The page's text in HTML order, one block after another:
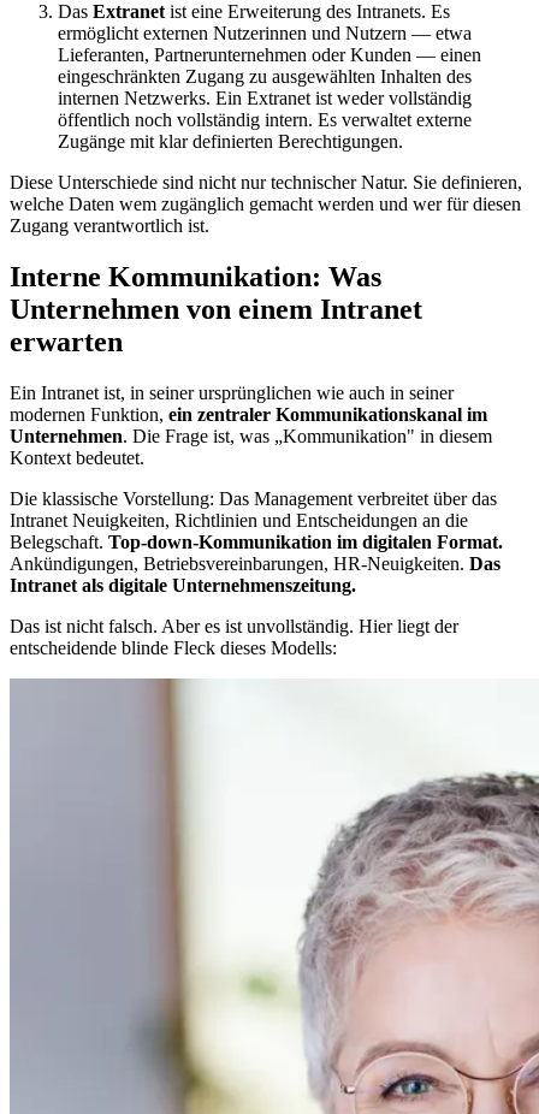
Das Extranet ist eine Erweiterung des Intranets. Es
ermöglicht externen Nutzerinnen und Nutzern — etwa
Lieferanten, Partnerunternehmen oder Kunden — einen
eingeschränkten Zugang zu ausgewählten Inhalten des
internen Netzwerks. Ein Extranet ist weder vollständig
öffentlich noch vollständig intern. Es verwaltet externe
Zugänge mit klar definierten Berechtigungen.
Diese Unterschiede sind nicht nur technischer Natur. Sie definieren,
welche Daten wem zugänglich gemacht werden und wer für diesen
Zugang verantwortlich ist.
Interne Kommunikation: Was
Unternehmen von einem Intranet
erwarten
Ein Intranet ist, in seiner ursprünglichen wie auch in seiner
modernen Funktion, ein zentraler Kommunikationskanal im
Unternehmen. Die Frage ist, was „Kommunikation" in diesem
Kontext bedeutet.
Die klassische Vorstellung: Das Management verbreitet über das
Intranet Neuigkeiten, Richtlinien und Entscheidungen an die
Belegschaft. Top-down-Kommunikation im digitalen Format.
Ankündigungen, Betriebsvereinbarungen, HR-Neuigkeiten. Das
Intranet als digitale Unternehmenszeitung.
Das ist nicht falsch. Aber es ist unvollständig. Hier liegt der
entscheidende blinde Fleck dieses Modells: